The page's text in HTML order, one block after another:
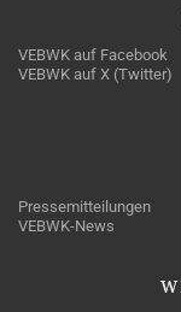
VEBWK auf Facebook
VEBWK auf X (Twitter)
Pressemitteilungen
VEBWK-News